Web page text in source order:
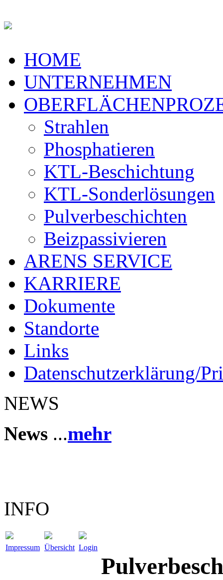
HOME
UNTERNEHMEN
Strahlen
Phosphatieren
KTL-Beschichtung
KTL-Sonderlösungen
Pulverbeschichten
Beizpassivieren
ARENS SERVICE
KARRIERE
Dokumente
Standorte
Links
Datenschutzerklärung/
NEWS
News ...mehr
INFO
Impressum Übersicht Login